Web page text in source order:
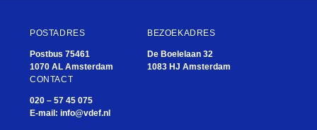
POSTADRES
Postbus 75461
1070 AL Amsterdam
BEZOEKADRES
De Boelelaan 32
1083 HJ Amsterdam
CONTACT
020 – 57 45 075
E-mail: info@vdef.nl